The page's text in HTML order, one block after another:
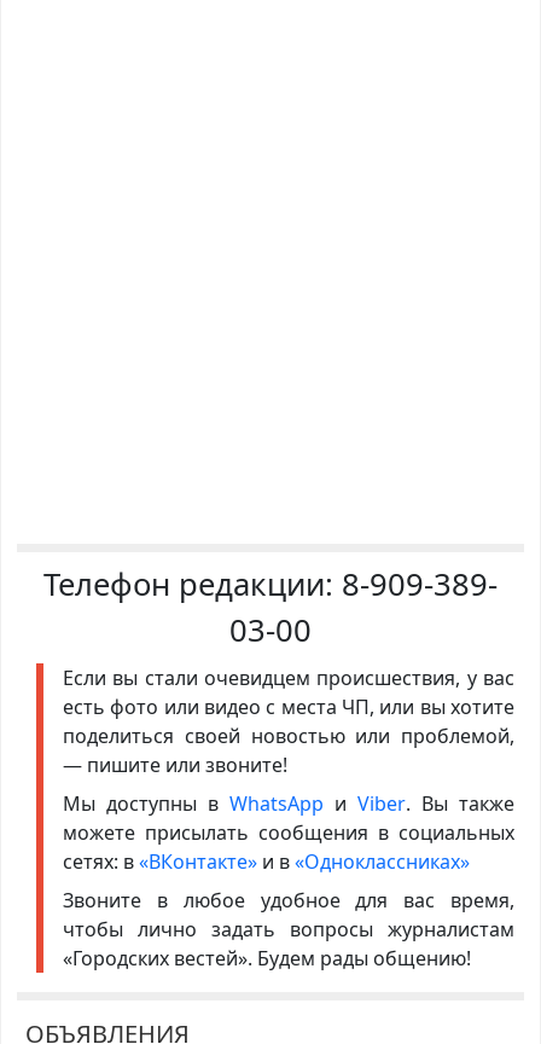
Телефон редакции: 8-909-389-
03-00
Если вы стали очевидцем происшествия, у вас
есть фото или видео с места ЧП, или вы хотите
поделиться своей новостью или проблемой,
— пишите или звоните!
Мы доступны в WhatsApp иViber. Вы также
можете присылать сообщения в социальных
сетях: в«ВКонтакте»и в«Одноклассниках»
Звоните в любое удобное для вас время,
чтобы лично задать вопросы журналистам
«Городских вестей». Будем рады общению!
ОБЪЯВЛЕНИЯ